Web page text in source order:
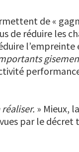
de «
de réduire les
l’empreinte
» Mieux,
par le décret